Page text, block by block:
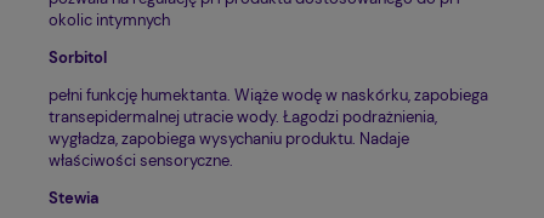
okolic intymnych
Sorbitol
pełni funkcję humektanta. Wiąże wodę w naskórku, zapobiega
transepidermalnej utracie wody. Łagodzi podrażnienia,
wygładza, zapobiega wysychaniu produktu. Nadaje
właściwości sensoryczne.
Stewia